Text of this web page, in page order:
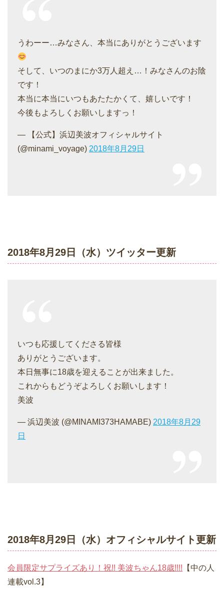
うわーー…みなさん、本当にありがとうございます
そして、いつのまにか3万人超え…！みなさんのお陰
です！
本当に本当にいつもあたたかくて、嬉しいです！
今後もよろしくお願いしますっ！
— 【公式】浜辺美波オフィシャルサイト
(@minami_voyage) 2018年8月29日
2018年8月29日（水）ツイッター更新
いつも応援してくださる皆様
ありがとうございます。
本日無事に18歳を迎えることが出来ました。
これからもどうぞよろしくお願いします！
美波
— 浜辺美波 (@MINAMI373HAMABE) 2018年8月29
日
2018年8月29日（水）オフィシャルサイト更新
会員限定サプライズあり！祝!! 美波ちゃん18歳!!!! 【中の人
連載vol.3】